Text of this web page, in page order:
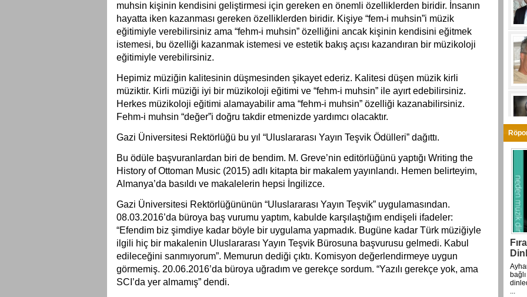
muhsin kişinin kendisini geliştirmesi için gereken en önemli özelliklerden biridir. İnsanın
hayatta iken kazanması gereken özelliklerden biridir. Kişiye “fem-i muhsin”i müzik
eğitimiyle verebilirsiniz ama “fehm-i muhsin” özelliğini ancak kişinin kendisini eğitmek
istemesi, bu özelliği kazanmak istemesi ve estetik bakış açısı kazandıran bir müzikoloji
eğitimiyle verebilirsiniz.
Hepimiz müziğin kalitesinin düşmesinden şikayet ederiz. Kalitesi düşen müzik kirli
müziktir. Kirli müziği iyi bir müzikoloji eğitimi ve “fehm-i muhsin” ile ayırt edebilirsiniz.
Herkes müzikoloji eğitimi alamayabilir ama “fehm-i muhsin” özelliği kazanabilirsiniz.
Fehm-i muhsin “değer”i doğru takdir etmenizde yardımcı olacaktır.
Gazi Üniversitesi Rektörlüğü bu yıl “Uluslararası Yayın Teşvik Ödülleri” dağıttı.
Bu ödüle başvuranlardan biri de bendim. M. Greve’nin editörlüğünü yaptığı Writing the
History of Ottoman Music (2015) adlı kitapta bir makalem yayınlandı. Hemen belirteyim,
Almanya’da basıldı ve makalelerin hepsi İngilizce.
Gazi Üniversitesi Rektörlüğününün “Uluslararası Yayın Teşvik” uygulamasından.
08.03.2016’da büroya baş vurumu yaptım, kabulde karşılaştığım endişeli ifadeler:
“Efendim biz şimdiye kadar böyle bir uygulama yapmadık. Bugüne kadar Türk müziğiyle
ilgili hiç bir makalenin Uluslararası Yayın Teşvik Bürosuna başvurusu gelmedi. Kabul
edileceğini sanmıyorum”. Memurun dediği çıktı. Komisyon değerlendirmeye uygun
görmemiş. 20.06.2016’da büroya uğradım ve gerekçe sordum. “Yazılı gerekçe yok, ama
SCI’da yer almamış” dendi.
...